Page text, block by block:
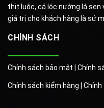
thịt luộc, cá lóc nướng lá sen
giá trị cho khách hàng là sứ
CHÍNH SÁCH
Chính sách bảo mật | Chính
Chính sách kiểm hàng | Chính